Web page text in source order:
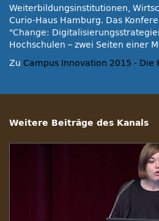
Weiterbildungsinstitutionen,
Curio-Haus Hamburg. Das
Change:
Hochschulen – zwei Seiten einer
Zu Campus Innovation 2015 - Die
Weitere Beiträge des Kanals